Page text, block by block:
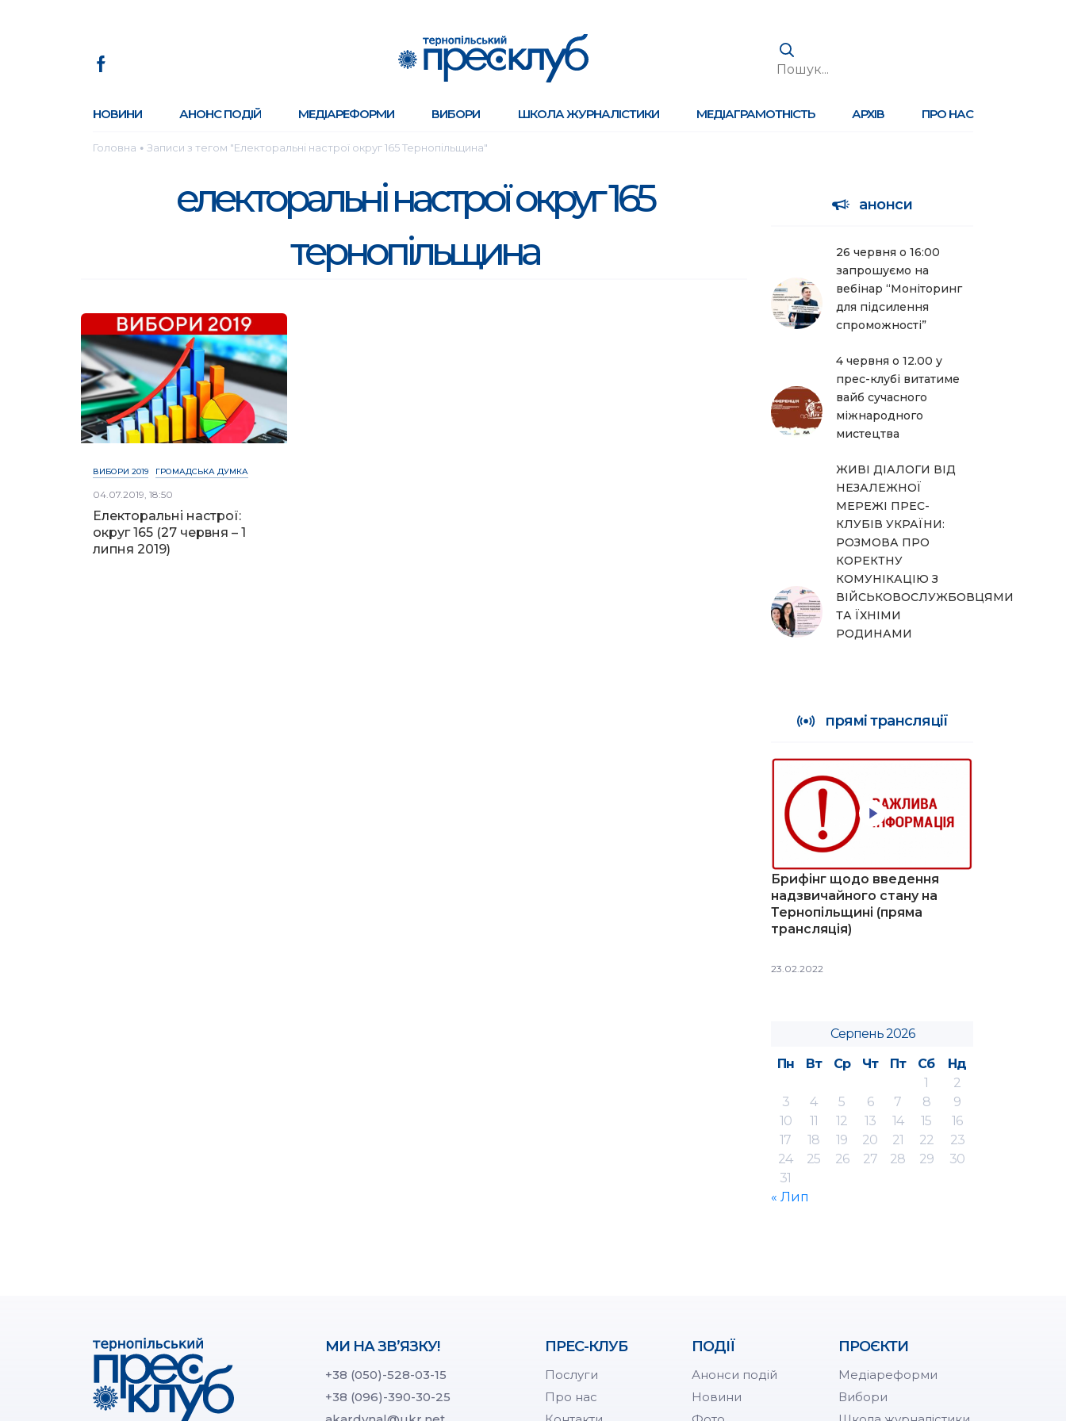
НОВИНИ АНОНС ПОДІЙ МЕДІАРЕФОРМИ ВИБОРИ ШКОЛА ЖУРНАЛІСТИКИ МЕДІАГРАМОТНІСТЬ АРХІВ ПРО НАС
Головна ● Записи з тегом "Електоральні настрої округ 165 Тернопільщина"
електоральні настрої округ 165
тернопільщина
ВИБОРИ 2019 ГРОМАДСЬКА ДУМКА
04.07.2019, 18:50
Електоральні настрої:
округ 165 (27 червня – 1
липня 2019)
анонси
26 червня о 16:00
запрошуємо на
вебінар “Моніторинг
для підсилення
спроможності”
4 червня о 12.00 у
прес-клубі витатиме
вайб сучасного
міжнародного
мистецтва
ЖИВІ ДІАЛОГИ ВІД
НЕЗАЛЕЖНОЇ
МЕРЕЖІ ПРЕС-
КЛУБІВ УКРАЇНИ:
РОЗМОВА ПРО
КОРЕКТНУ
КОМУНІКАЦІЮ З
ВІЙСЬКОВОСЛУЖБОВЦЯМИ
ТА ЇХНІМИ
РОДИНАМИ
прямі трансляції
Брифінг щодо введення
надзвичайного стану на
Тернопільщині (пряма
трансляція)
23.02.2022
Серпень 2026
Пн
Вт Ср Чт Пт Сб
Нд
1
2
3
4 5 6 7 8
9
10
11 12 13 14 15
16
17
18 19 20 21 22
23
24
25 26 27 28 29
30
31
« Лип
МИ НА ЗВ’ЯЗКУ!
+38 (050)-528-03-15
+38 (096)-390-30-25
ПРЕС-КЛУБ
Послуги
Про нас
ПОДІЇ
Анонси подій
Новини
ПРОЄКТИ
Медіареформи
Вибори